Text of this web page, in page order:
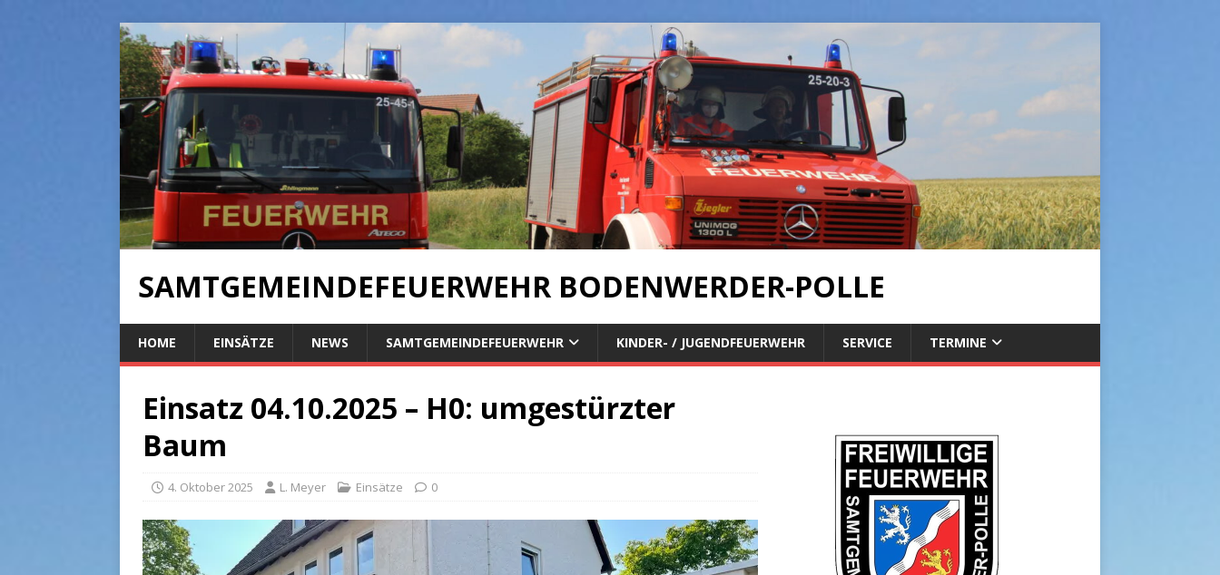
SAMTGEMEINDEFEUERWEHR BODENWERDER-POLLE
HOME EINSÄTZE NEWS SAMTGEMEINDEFEUERWEHR KINDER- / JUGENDFEUERWEHR SERVICE TERMINE
Einsatz 04.10.2025 – H0: umgestürzter
Baum
4. Oktober 2025 L. Meyer Einsätze 0